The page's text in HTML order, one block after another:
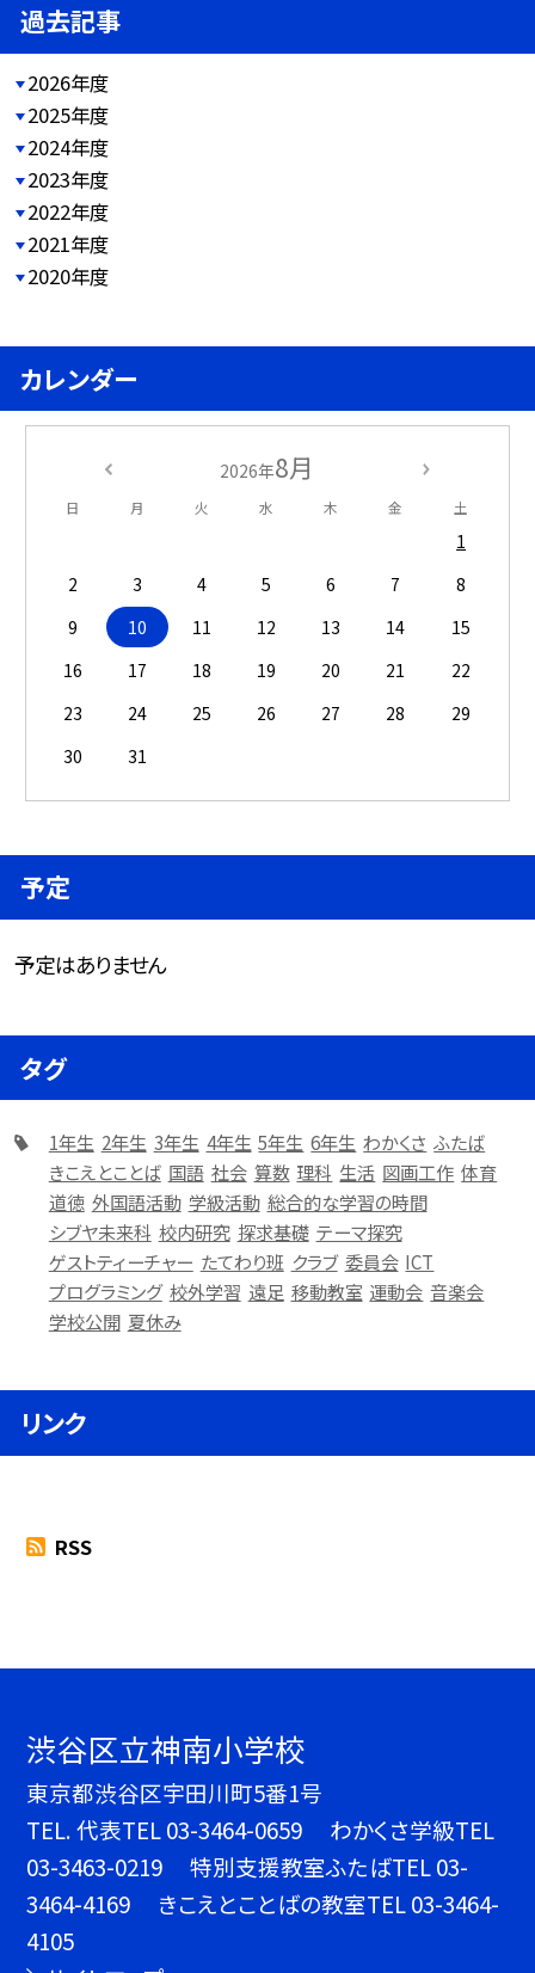
過去記事
2026年度
2025年度
2024年度
2023年度
2022年度
2021年度
2020年度
カレンダー
2026年8月
日 月 火 水 木 金 土
1
2
3 4 5 6 7
8
9
10 11 12 13 14
15
16
17 18 19 20 21
22
23
24 25 26 27 28
29
30
31
予定
予定はありません
タグ
1年生 2年生 3年生 4年生 5年生 6年生 わかくさ ふたば
きこえとことば 国語 社会 算数 理科 生活 図画工作 体育
道徳 外国語活動 学級活動 総合的な学習の時間
シブヤ未来科 校内研究 探求基礎 テーマ探究
ゲストティーチャー たてわり班 クラブ 委員会 ICT
プログラミング 校外学習 遠足 移動教室 運動会 音楽会
学校公開 夏休み
リンク
RSS
渋谷区立神南小学校
東京都渋谷区宇田川町5番1号
TEL.代表TEL 03-3464-0659 わかくさ学級TEL
03-3463-0219 特別支援教室ふたばTEL 03-
3464-4169 きこえとことばの教室TEL 03-3464-
4105